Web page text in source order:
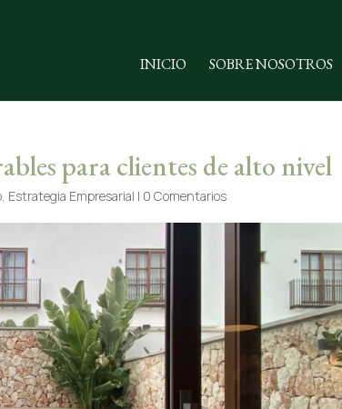
INICIO SOBRE NOSOTROS
para clientes de alto nivel
, Estrategia Empresarial | 0 Comentarios